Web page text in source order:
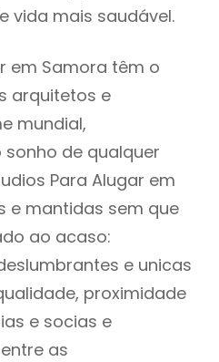
vida mais saudável.
em Samora têm o
arquitetos e
mundial,
de qualquer
Para Alugar em
e mantidas sem que
ao acaso:
e unicas
proximidade
e socias e
as